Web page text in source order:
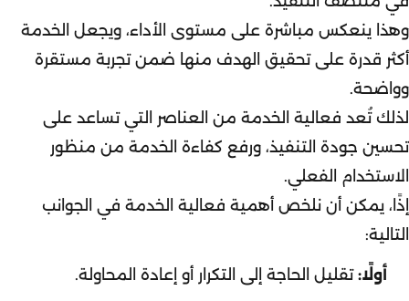
وهذا ينعكس مباشرة على مستوى الأداء، ويجعل الخدمة
أكثر قدرة على تحقيق الهدف منها ضمن تجربة مستقرة
وواضحة.
لذلك تُعد فعالية الخدمة من العناصر التي تساعد على
تحسين جودة التنفيذ، ورفع كفاءة الخدمة من منظور
الاستخدام الفعلي.
إذًا، يمكن أن نلخص أهمية فعالية الخدمة في الجوانب
التالية:
أولًا: تقليل الحاجة إلى التكرار أو إعادة المحاولة.